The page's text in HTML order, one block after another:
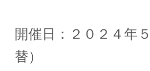
開催日：２０２４年
替）